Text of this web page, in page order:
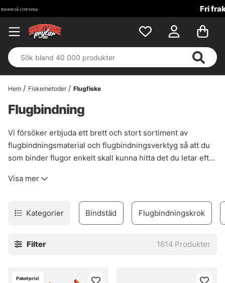
Hem Fiskemetoder Flugfiske
Flugbindning
Vi försöker erbjuda ett brett och stort sortiment av
flugbindningsmaterial och flugbindningsverktyg så att du
som binder flugor enkelt skall kunna hitta det du letar efter
till den minsta fjädern.
Visa mer
Kategorier Bindstäd Flugbindningskrok
Filter 1614 Produkter
Paketpris!